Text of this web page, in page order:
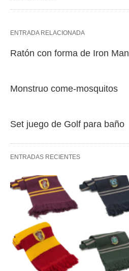
ENTRADA RELACIONADA
Ratón con forma de Iron Man
Monstruo come-mosquitos
Set juego de Golf para baño
ENTRADAS RECIENTES